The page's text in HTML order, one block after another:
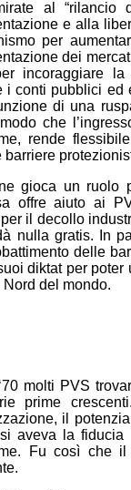
al “rilancio
e alla
per
dei
incoraggiare
i conti pubblici ed
di una
che
rende
barriere
gioca un ruolo
offre aiuto ai
il decollo
dà nulla gratis. In
delle
diktat per
del mondo.
molti PVS
prime
il
aveva la fiducia
Fu così che